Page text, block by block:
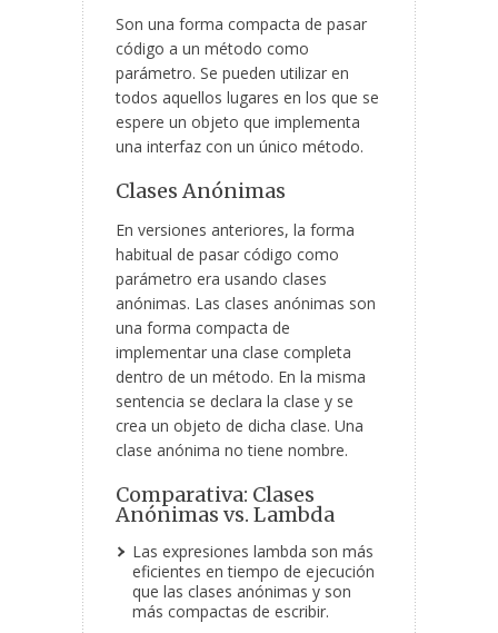
Son una forma compacta de pasar
código a un método como
parámetro. Se pueden utilizar en
todos aquellos lugares en los que se
espere un objeto que implementa
una interfaz con un único método.
Clases Anónimas
En versiones anteriores, la forma
habitual de pasar código como
parámetro era usando clases
anónimas. Las clases anónimas son
una forma compacta de
implementar una clase completa
dentro de un método. En la misma
sentencia se declara la clase y se
crea un objeto de dicha clase. Una
clase anónima no tiene nombre.
Comparativa: Clases
Anónimas vs. Lambda
Las expresiones lambda son más
eficientes en tiempo de ejecución
que las clases anónimas y son
más compactas de escribir.